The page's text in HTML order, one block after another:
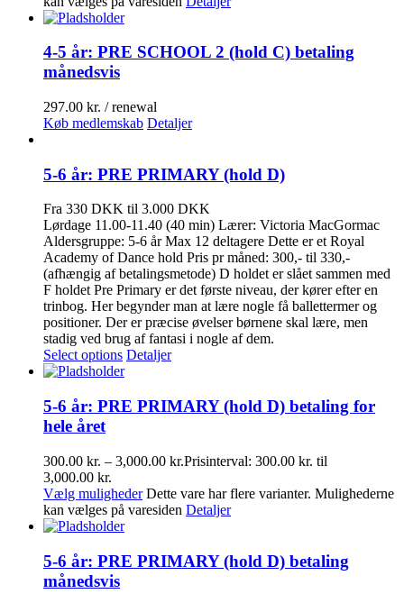
4-5 år: PRE SCHOOL 2 (hold C) betaling
månedsvis
297.00 kr. / renewal
Køb medlemskab Detaljer
5-6 år: PRE PRIMARY (hold D)
Fra 330 DKK til 3.000 DKK
Lørdage 11.00-11.40 (40 min) Lærer: Victoria MacGormac
Aldersgruppe: 5-6 år Max 12 deltagere Dette er et Royal
Academy of Dance hold Pris pr måned: 300,- til 330,-
(afhængig af betalingsmetode) D holdet er slået sammen med
F holdet Pre Primary er det første niveau, der kører efter en
trinbog. Her begynder man at lære nogle få ballettermer og
positioner. Der er præcise øvelser børnene skal lære, men
stadig ved brug af fantasi i nogle af dem.
Select options Detaljer
5-6 år: PRE PRIMARY (hold D) betaling for
hele året
300.00 kr. – 3,000.00 kr.Prisinterval: 300.00 kr. til
3,000.00 kr.
Vælg muligheder Dette vare har flere varianter. Mulighederne
kan vælges på varesiden Detaljer
5-6 år: PRE PRIMARY (hold D) betaling
månedsvis